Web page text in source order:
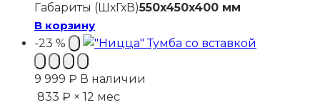
Габариты (ШхГхВ)550x450x400 мм
В корзину
-23 %
9 999 ₽ В наличии
833 ₽ × 12 мес